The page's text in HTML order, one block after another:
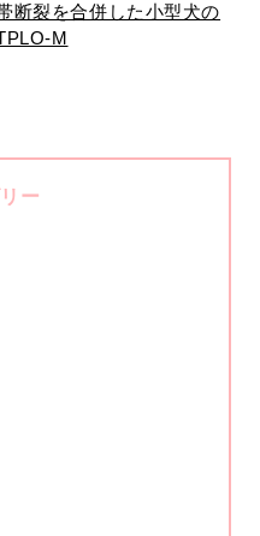
断裂を合併した小型犬の
M
ー